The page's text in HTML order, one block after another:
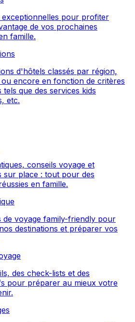
exceptionnelles pour profiter
de vos prochaines
famille.
d'hôtels classés par région,
encore en fonction de critères
tels que des services kids
etc.
conseils voyage et
sur place : tout pour des
en famille.
de voyage family-friendly pour
destinations et préparer vos
des check-lists et des
pour préparer au mieux votre